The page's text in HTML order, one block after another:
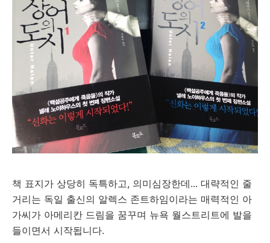
책 표지가 상당히 독특하고, 의미심장한데... 대략적인 줄
거리는 독일 출신의 알렉스 존트하임이라는 매력적인 아
가씨가 아메리칸 드림을 꿈꾸며 뉴욕 월스트리트에 발을
들이면서 시작됩니다.